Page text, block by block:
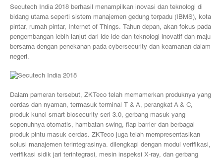
Secutech India 2018 berhasil menampilkan inovasi dan teknologi di
bidang utama seperti sistem manajemen gedung terpadu (IBMS), kota
pintar, rumah pintar, Internet of Things. Tahun depan, akan fokus pada
pengembangan lebih lanjut dari ide-ide dan teknologi inovatif dan maju
bersama dengan penekanan pada cybersecurity dan keamanan dalam
negeri.
Dalam pameran tersebut, ZKTeco telah memamerkan produknya yang
cerdas dan nyaman, termasuk terminal T & A, perangkat A & C,
produk kunci smart biosecurity seri 3.0, gerbang masuk yang
sepenuhnya otomatis, hambatan swing, flap barrier dan berbagai
produk pintu masuk cerdas. ZKTeco juga telah mempresentasikan
solusi manajemen terintegrasinya. dilengkapi dengan modul verifikasi,
verifikasi sidik jari terintegrasi, mesin inspeksi X-ray, dan gerbang